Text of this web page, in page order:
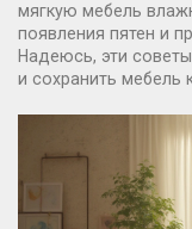
мягкую мебель
появления пятен и
Надеюсь, эти
и сохранить мебель